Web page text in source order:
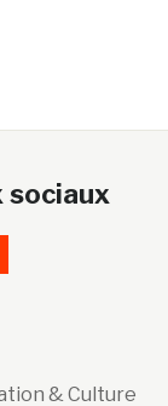
sociaux
& Culture